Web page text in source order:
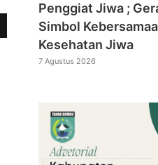
Penggiat Jiwa ;
Simbol
Kesehatan Jiwa
7 Agustus 2026